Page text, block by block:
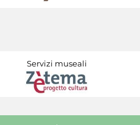
Servizi museali